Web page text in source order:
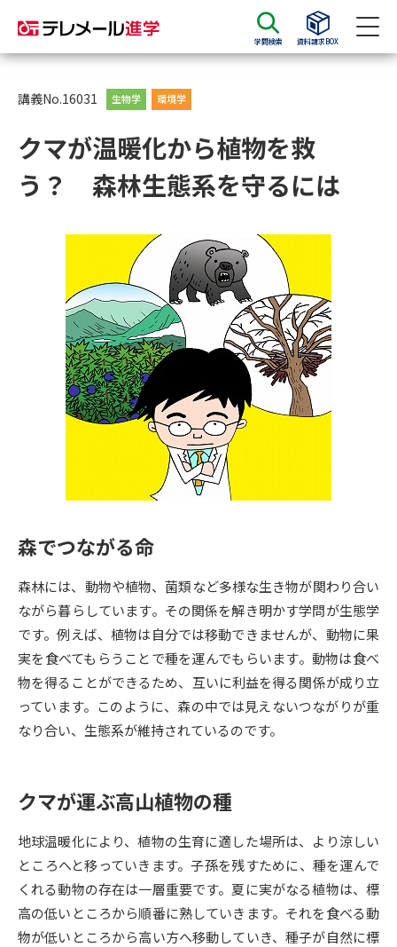
学問検索 資料請求BOX
資料請求
大学・短大の資料種類から請求
総合型選抜・学校推薦型選抜 募
大学入学共通テスト利用選抜の
募集要項＆願書
過去問題集
大学・短大以外の資料から請求
専門学校の資料請求 大学院の資料請求
留学・進学関連、塾・予備校
大学入学共通テスト「受験案
内」の請求
大学入学共通テスト「受験上の
配慮案内」の請求
高等学校卒業程度認定試験
幼稚園教員資格認定試験
高等学校（情報）教員資格認定
試験
大学研究 大学検索
大学で学べる内容や特徴を調べる
集
データサイエンス特集 奨学金・特待生制度特集
デジタルパンフレット 進路の３択
新学年スタート号特集ページ
（高3生用）
新学年スタート号特集ページ
（高2生用）
講義No.16031 生物学 環境学
クマが温暖化から植物を救
う？ 森林生態系を守るには
森でつながる命
森林には、動物や植物、菌類など多様な生き物が関わり合い
ながら暮らしています。その関係を解き明かす学問が生態学
です。例えば、植物は自分では移動できませんが、動物に果
実を食べてもらうことで種を運んでもらいます。動物は食べ
物を得ることができるため、互いに利益を得る関係が成り立
っています。このように、森の中では見えないつながりが重
なり合い、生態系が維持されているのです。
クマが運ぶ高山植物の種
地球温暖化により、植物の生育に適した場所は、より涼しい
ところへと移っていきます。子孫を残すために、種を運んで
くれる動物の存在は一層重要です。夏に実がなる植物は、標
高の低いところから順番に熟していきます。それを食べる動
物が低いところから高い方へ移動していき、種子が自然に標